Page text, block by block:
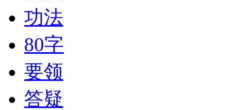
功法
80字
要领
答疑